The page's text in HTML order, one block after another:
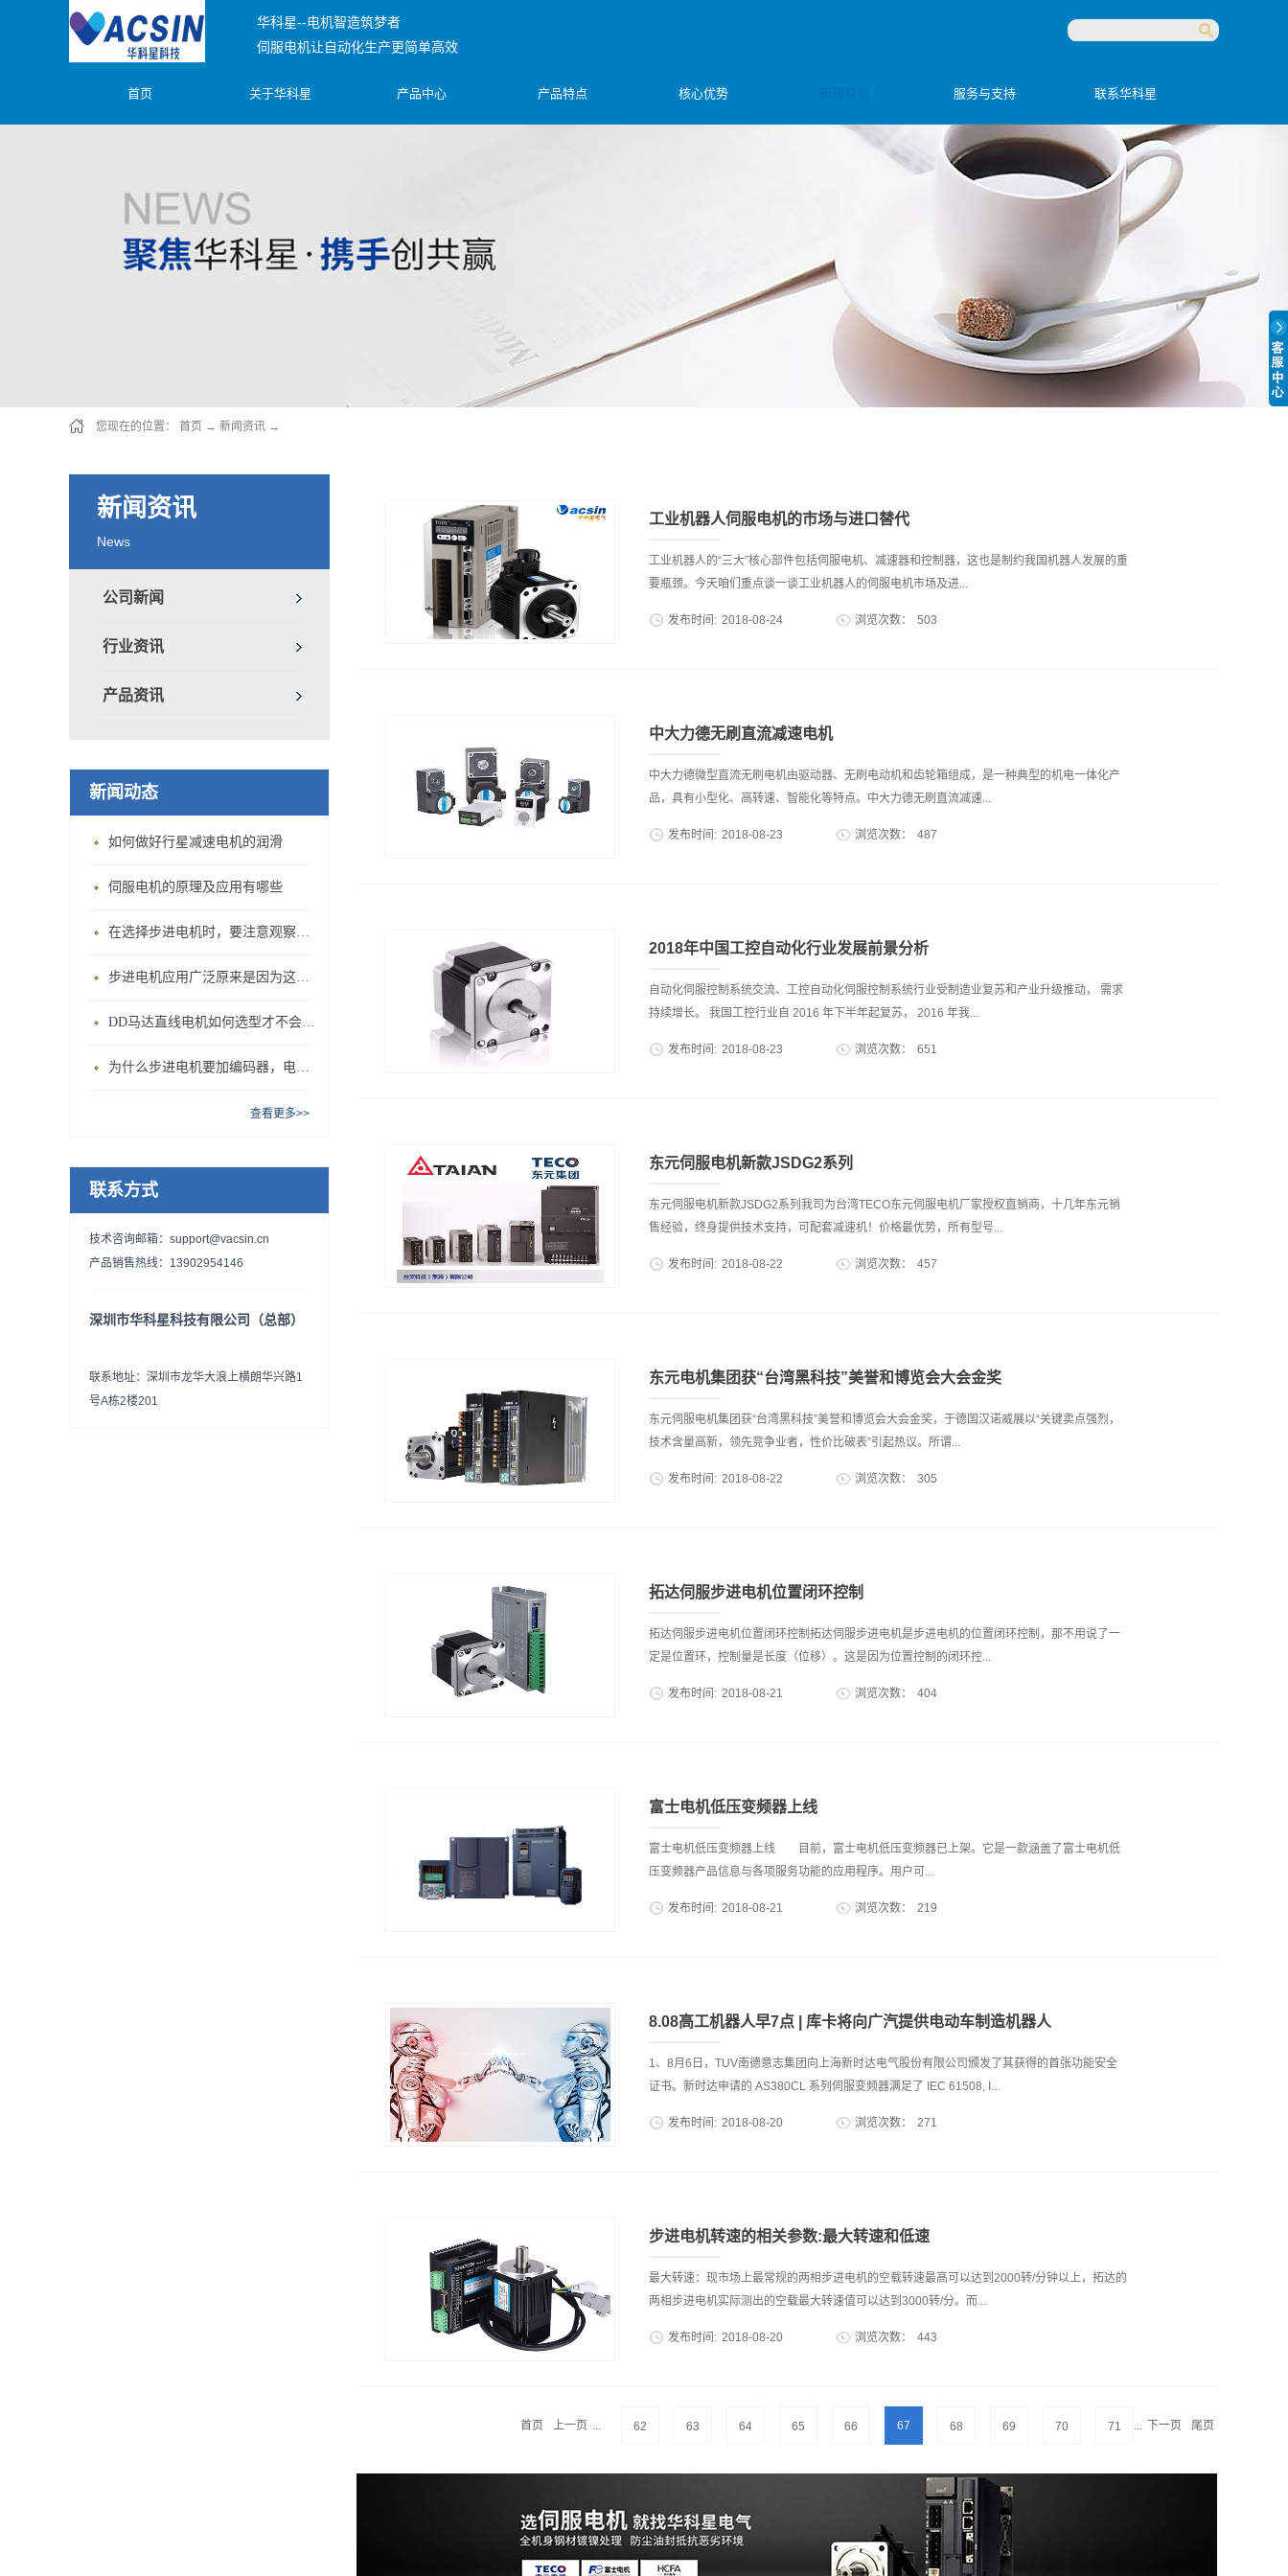
华科星--电机智造筑梦者
伺服电机让自动化生产更简单高效
首页 关于华科星 产品中心 产品特点 核心优势 新闻资讯 服务与支持 联系华科星
您现在的位置： 首页 → 新闻资讯 →
新闻资讯
News
公司新闻
行业资讯
产品资讯
新闻动态
如何做好行星减速电机的润滑
伺服电机的原理及应用有哪些
在选择步进电机时，要注意观察这些要素
步进电机应用广泛原来是因为这个优点！
DD马达直线电机如何选型才不会被忽悠?
为什么步进电机要加编码器，电机安装时候要注意哪些方面呢？
查看更多>>
联系方式
技术咨询邮箱：support@vacsin.cn
产品销售热线：13902954146
深圳市华科星科技有限公司（总部）
联系地址：深圳市龙华大浪上横朗华兴路1
号A栋2楼201
工业机器人伺服电机的市场与进口替代
工业机器人的“三大”核心部件包括伺服电机、减速器和控制器，这也是制约我国机器人发展的重
要瓶颈。今天咱们重点谈一谈工业机器人的伺服电机市场及进...
稳定的位置控制。 伺服电机是指在伺服系统中控制机械元件运转的发动机，是一种补充马达间
接变速装置，它将电压信号转化为转矩和转速，以驱动控制对象，可使控制速度、位臵精度非
常准确，是工业机器人的动力系统以及机器人运动的“心脏”。 伺服电机一般安装在机器人的“关
节”处，机器人的关节驱动离不开伺服系统，关节越多，机器人的柔性和精准度越高，所要使用
机器人中得到了广泛应用。工业机器人对伺服电机的严格要求体现在： 1、快速响应性，电伺
发布时间: 2018-08-24 浏览次数： 503
中大力德无刷直流减速电机
中大力德微型直流无刷电机由驱动器、无刷电动机和齿轮箱组成，是一种典型的机电一体化产
品，具有小型化、高转速、智能化等特点。中大力德无刷直流减速...
发布时间: 2018-08-23 浏览次数： 487
2018年中国工控自动化行业发展前景分析
自动化伺服控制系统交流、工控自动化伺服控制系统行业受制造业复苏和产业升级推动， 需求
持续增长。 我国工控行业自 2016 年下半年起复苏， 2016 年我...
订单也保持较快增速。而从宏观数据来看， 2018 年 1-3 月，固定资产投资完成额 10.08 万
亿，同比增长 7.5%， 2018 年 4 月，中国制造业采购经理指数（PMI）为 51.4， 仍位于荣枯
线之上，制造业呈现稳中有升的发展态势，我们预计 2018 年制造业投资仍将有较好增长，推
动2018年工控行业需求。本土品牌通过高性价比和本土化优势， 正持续进口替代。 工业自动
高性价比的产品，在以中小型客户为主的中低端市场赢得市场份额。国内企业既在成本上具有
发布时间: 2018-08-23 浏览次数： 651
东元伺服电机新款JSDG2系列
东元伺服电机新款JSDG2系列我司为台湾TECO东元伺服电机厂家授权直销商，十几年东元销
售经验，终身提供技术支持，可配套减速机！价格最优势，所有型号...
JSDG2产品特色东元伺服电机新款JSDG2系列
发布时间: 2018-08-22 浏览次数： 457
东元电机集团获“台湾黑科技”美誉和博览会大会金奖
东元伺服电机集团获“台湾黑科技”美誉和博览会大会金奖，于德国汉诺威展以“关键卖点强烈，
技术含量高新，领先竞争业者，性价比破表”引起热议。所谓...
用手机即可检视频谱分布；並及时完成诊断检查工作报告。东元伺服电机东元伺服电机、伺服
驱动系统功率范围：0.1kW~15kW东元伺服电机、伺服驱动系统★全新薄型化简约外观设计
★1.5KHz的高速频率响应★23Bit高解析度的编码器★CANopen/EtherCAT高速总线通讯
★Auto-Tuning自动调适功能进化再升級★內建多种应用功能 (龙门同动/电子凸轮/全闭回路)双
热，低噪音★可适应全方位安装★效率低于50%，可自锁★意大利原装进口零件，高品质★最
发布时间: 2018-08-22 浏览次数： 305
拓达伺服步进电机位置闭环控制
拓达伺服步进电机位置闭环控制拓达伺服步进电机是步进电机的位置闭环控制，那不用说了一
定是位置环，控制量是长度（位移）。这是因为位置控制的闭环控...
环不仅可以控制位置还能实现步进电机的速度和加速度的控制；而且速度环和加速度环对拓达
伺服步进电机的频响也有了确定的控制，因为位置环不能精确控制伺服步进电机以何种速度和
加速度达到预定位置，而速度环和加速度环可以。所以要根据需求选择闭环控制策略。一般来
说高精度的定位控制不光要用位置环还要合并使用速度环和加速度环来控制。至于你用运动板
发布时间: 2018-08-21 浏览次数： 404
富士电机低压变频器上线
富士电机低压变频器上线 目前，富士电机低压变频器已上架。它是一款涵盖了富士电机低
压变频器产品信息与各项服务功能的应用程序。用户可...
款机型的3D展示图，用户可以更全面的查看产品的各个细节。 2.行业案例 暖通，风机水泵,
通用机械等涵盖各个行业的应用富士电机低压变频器产品的成功案例。用户可以通过行业案例
找到相关的低压变频器产品作为自己购买的参考。 3.选型中心 选型中心是具有选择产品型号
的功能页面，用户只需要点击首页的适用负载，适用电机，最高环境温度等选项，程序便能自
查看产品信息和查找记录。 4.资料下载 涵盖各系列产品的样本等资料下载端口，将每一款低
发布时间: 2018-08-21 浏览次数： 219
8.08高工机器人早7点 | 库卡将向广汽提供电动车制造机器人
1、8月6日，TUV南德意志集团向上海新时达电气股份有限公司颁发了其获得的首张功能安全
证书。新时达申请的 AS380CL 系列伺服变频器满足了 IEC 61508, I...
等。3、业内人士称，富士康电子计划缩减公司原定在威斯康辛州建造一个10.5代线的液晶面板
工厂的计划，主要原因包括：10.5代线的总投资太过巨大，并且中国的10.5代线的新产能一旦
适用可能会影响全球显示器行业，削弱利润。4、人工智能公司Test.ai刚刚完成了1100万美元
的A轮融资，由谷歌的人工智能风投基金Gradient Ventures领投，Test.ai创办于2015年，迄今
足机器狗SpotMini将于明年推出。到今年年底，将与制造商合作建造100个；到2019年中期，
发布时间: 2018-08-20 浏览次数： 271
步进电机转速的相关参数:最大转速和低速
最大转速：现市场上最常规的两相步进电机的空载转速最高可以达到2000转/分钟以上，拓达的
两相步进电机实际测出的空载最大转速值可以达到3000转/分。而...
被选择在每分钟几十转，此时电机供力大、效率高、噪音低，有些对力矩有更高要求的情况会
匹配行星减速机来调节电机的转速与力矩，降低电机转速的同时提高力矩。深圳步进电机最高
空载转速的计算公式为：空载转速（转/分）=60 乘以 时钟频率 / 200乘以 细分数 (M是细分数）
实际值以电机实际空载实验数据为准。 步进电机转速的相关参数:最大转速和低速
发布时间: 2018-08-20 浏览次数： 443
首页 上一页 ... 62 63 64 65 66 67 68 69 70 71 ... 下一页 尾页